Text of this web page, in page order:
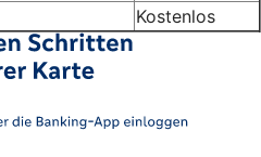
Kostenlos